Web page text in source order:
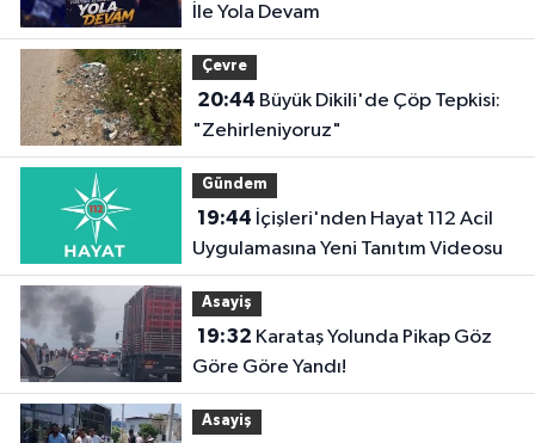
İle Yola Devam
Çevre
20:44
"Zehirleniyoruz"
Gündem
19:44
Uygulamasına Yeni Tanıtım Videosu
Asayiş
19:32
Göre Göre Yandı!
Asayiş